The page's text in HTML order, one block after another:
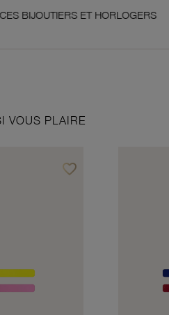
ET HORLOGERS
VOUS PLAIRE
favorite_borderAjouter à vos favoris